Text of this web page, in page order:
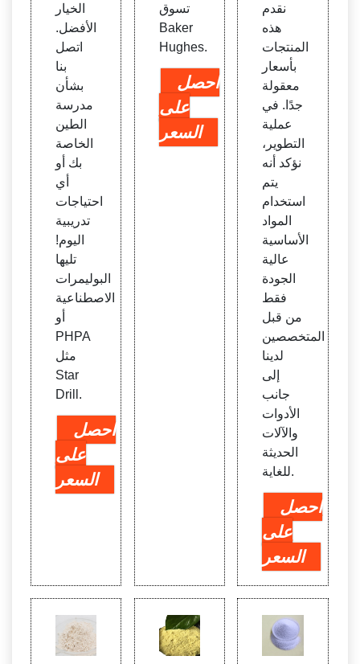
الخيار
الأفضل.
اتصل
بنا
بشأن
مدرسة
الطين
الخاصة
بك أو
أي
احتياجات
تدريبية
اليوم!
تليها
البوليمرات
الاصطناعية
أو
PHPA
مثل
Star
Drill.
احصل
على
السعر
تسوق
Baker
Hughes.
احصل
على
السعر
نقدم
هذه
المنتجات
بأسعار
معقولة
جدًا. في
عملية
التطوير،
نؤكد أنه
يتم
استخدام
المواد
الأساسية
عالية
الجودة
فقط
من قبل
المتخصصين
لدينا
إلى
جانب
الأدوات
والآلات
الحديثة
للغاية.
احصل
على
السعر